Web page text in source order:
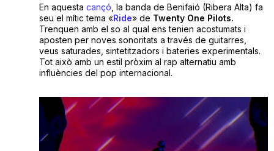
En aquesta cançó , la banda de Benifaió (Ribera Alta) fa
seu el mític tema «Ride» de Twenty One Pilots.
Trenquen amb el so al qual ens tenien acostumats i
aposten per noves sonoritats a través de guitarres,
veus saturades, sintetitzadors i bateries experimentals.
Tot això amb un estil pròxim al rap alternatiu amb
influències del pop internacional.